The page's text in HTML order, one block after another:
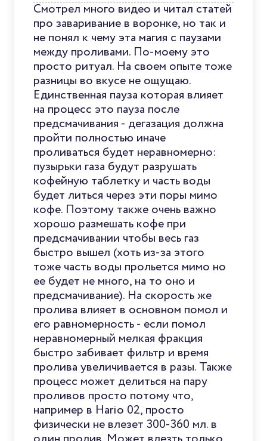
Смотрел много видео и читал статей
про заваривание в воронке, но так и
не понял к чему эта магия с паузами
между проливами. По-моему это
просто ритуал. На своем опыте тоже
разницы во вкусе не ощущаю.
Единственная пауза которая влияет
на процесс это пауза после
предсмачивания - дегазация должна
пройти полностью иначе
проливаться будет неравномерно:
пузырьки газа будут разрушать
кофейную таблетку и часть воды
будет литься через эти поры мимо
кофе. Поэтому также очень важно
хорошо размешать кофе при
предсмачивании чтобы весь газ
быстро вышел (хоть из-за этого
тоже часть воды прольется мимо но
ее будет не много, на то оно и
предсмачивание). На скорость же
пролива влияет в основном помол и
его равномерность - если помол
неравномерный мелкая фракция
быстро забивает фильтр и время
пролива увеличивается в разы. Также
процесс может делиться на пару
проливов просто потому что,
например в Hario 02, просто
физически не влезет 300-360 мл. в